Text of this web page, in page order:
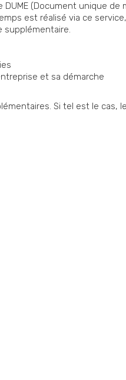
(Document unique
est réalisé via ce
supplémentaire.
et sa démarche
Si tel est le cas,